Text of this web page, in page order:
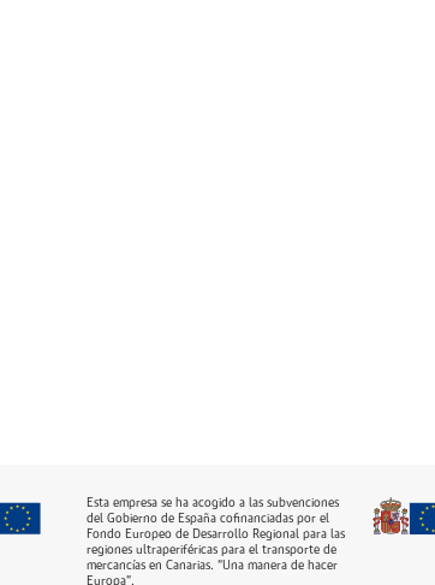
Esta empresa se ha acogido a las subvenciones
del Gobierno de España cofinanciadas por el
Fondo Europeo de Desarrollo Regional para las
regiones ultraperiféricas para el transporte de
mercancías en Canarias. “Una manera de hacer
Europa”.